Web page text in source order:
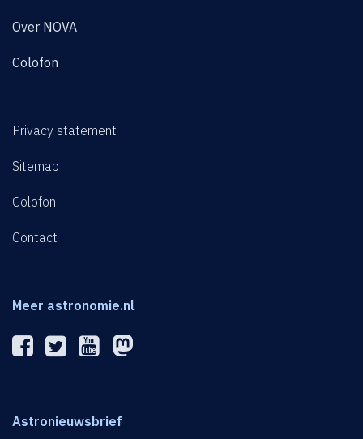
Over NOVA
Colofon
Privacy statement
Sitemap
Colofon
Contact
Meer astronomie.nl
Astronieuwsbrief